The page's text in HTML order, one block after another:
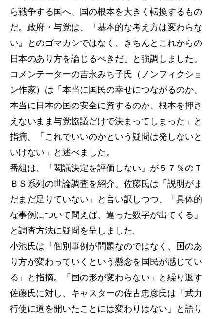
ら戦争する国へ、国の根本を大きく転換するもの
だ。政府・与党は、『基本的な考え方は変わらな
い』とのゴマカシではなく、きちんとこれからの
日本のあり方を論じるべきだ」と強調しました。
コメンテーターの吉永みち子氏（ノンフィクショ
ン作家）は「本当に国民の幸せにつながるのか、
本当に日本の国の安全に資するのか、根本を押さ
えないまま与党協議だけで決まってしまった」と
指摘。「これでいいのかという疑問は発しないと
いけない」と述べました。
番組は、「閣議決定を評価しない」が５７％のＴ
ＢＳ系列の世論調査を紹介。佐藤氏は「説明がま
だまだ足りていない」と言い訳しつつ、「具体的
な事例について問えば、違った数字が出てくる」
と調査方法に疑問を呈しました。
小池氏は「個別事例が問題なのではなく、国のあ
り方が変わっていくという懸念を国民が感じてい
る」と指摘。「国の形が変わらない」と繰り返す
佐藤氏に対し、キャスターの佐古忠彦氏は「武力
行使に道を開いたことには変わりはない」と語り